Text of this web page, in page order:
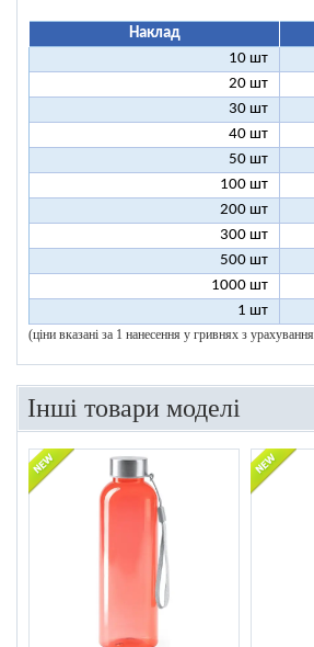
Наклад
10 шт
20 шт
30 шт
40 шт
50 шт
100 шт
200 шт
300 шт
500 шт
1000 шт
1 шт
(ціни вказані за 1 нанесення у гривнях з
Інші товари моделі